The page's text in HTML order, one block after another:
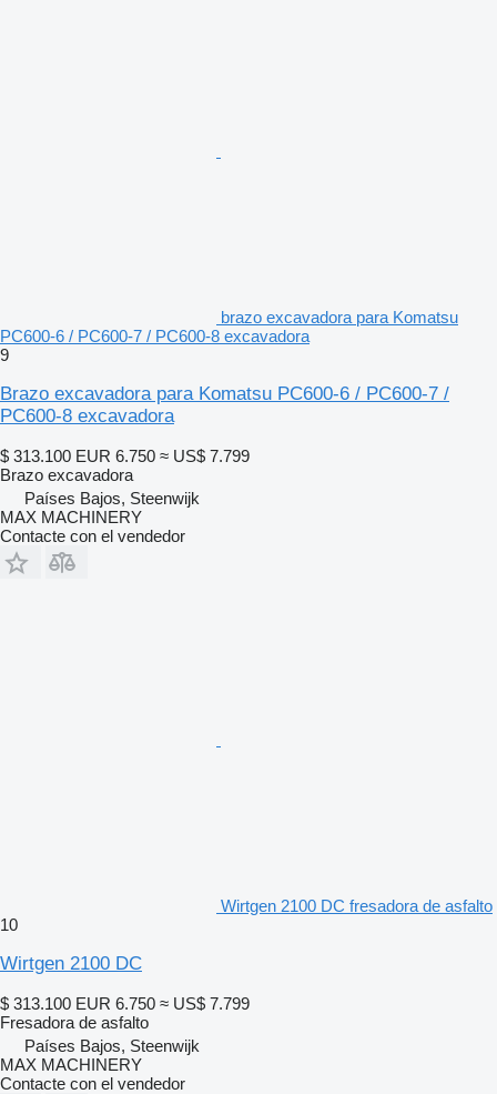
brazo excavadora para Komatsu
PC600-6 / PC600-7 / PC600-8 excavadora
9
Brazo excavadora para Komatsu PC600-6 / PC600-7 /
PC600-8 excavadora
$ 313.100 EUR 6.750 ≈ US$ 7.799
Brazo excavadora
Países Bajos, Steenwijk
MAX MACHINERY
Contacte con el vendedor
Wirtgen 2100 DC fresadora de asfalto
10
Wirtgen 2100 DC
$ 313.100 EUR 6.750 ≈ US$ 7.799
Fresadora de asfalto
Países Bajos, Steenwijk
MAX MACHINERY
Contacte con el vendedor